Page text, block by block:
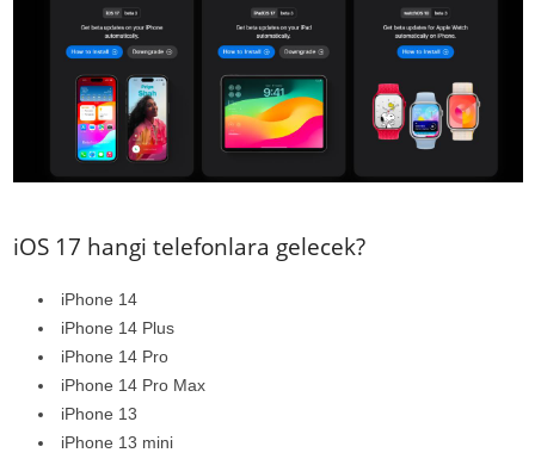
iOS 17 hangi telefonlara gelecek?
iPhone 14
iPhone 14 Plus
iPhone 14 Pro
iPhone 14 Pro Max
iPhone 13
iPhone 13 mini